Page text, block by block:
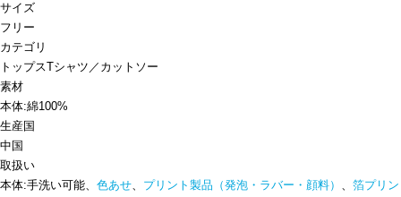
サイズ
フリー
カテゴリ
トップスTシャツ／カットソー
素材
本体:綿100%
生産国
中国
取扱い
本体:手洗い可能、 色あせ、 プリント製品（発泡・ラバー・顔料） 、 箔プリン